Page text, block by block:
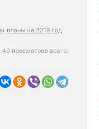
планы на 2019 год
40 просмотров всего.